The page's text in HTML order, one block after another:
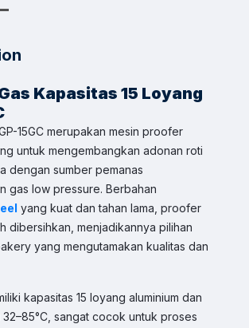
Kapasitas 15 Loyang
15GC merupakan mesin proofer
untuk mengembangkan adonan roti
dengan sumber pemanas
gas low pressure. Berbahan
yang kuat dan tahan lama, proofer
dibersihkan, menjadikannya pilihan
yang mengutamakan kualitas dan
kapasitas 15 loyang aluminium dan
sangat cocok untuk proses